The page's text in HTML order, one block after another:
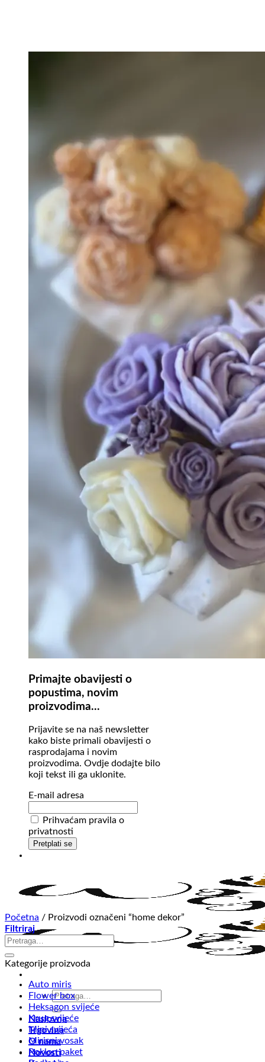
Primajte obavijesti o
popustima, novim
proizvodima...
Prijavite se na naš newsletter
kako biste primali obavijesti o
rasprodajama i novim
proizvodima. Ovdje dodajte bilo
koji tekst ili ga uklonite.
E-mail adresa
Prihvaćam pravila o
privatnosti
Pretraži:
Naslovna
Trgovina
O nama
Novosti
Početna / Proizvodi označeni “home dekor”
Filtriraj
Pretraži:
Kategorije proizvoda
Auto miris
Flower box
Heksagon svijeće
Krug svijeće
Mini svijeća
Mirisni vosak
Poklon paket